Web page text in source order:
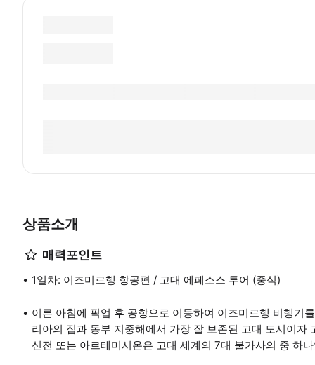
상품소개
매력포인트
1일차: 이즈미르행 항공편 / 고대 에페소스 투어 (중식)
이른 아침에 픽업 후 공항으로 이동하여 이즈미르행 비행기
리아의 집과 동부 지중해에서 가장 잘 보존된 고대 도시이
신전 또는 아르테미시온은 고대 세계의 7대 불가사의 중 하